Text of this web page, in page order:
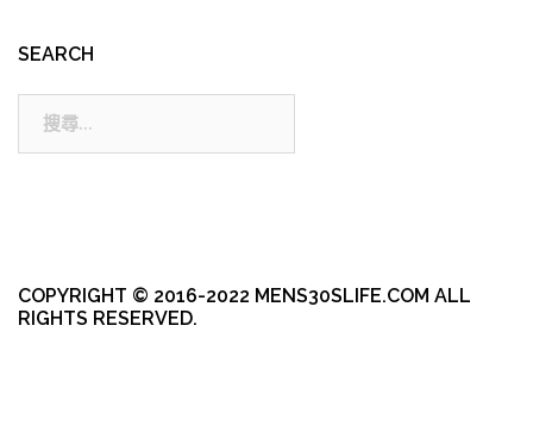
SEARCH
COPYRIGHT © 2016-2022 MENS30SLIFE.COM ALL
RIGHTS RESERVED.